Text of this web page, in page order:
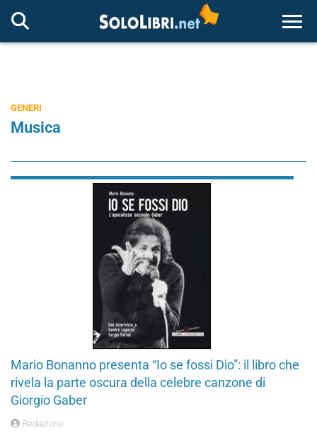
GENERI
Musica
Mario Bonanno presenta “Io se fossi Dio”: il libro che
rivela la parte oscura della celebre canzone di
Giorgio Gaber
Redazione